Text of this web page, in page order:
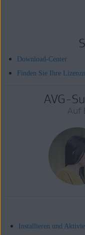
Download-Center
Finden Sie Ihre
AVG-
Auf
Installieren und